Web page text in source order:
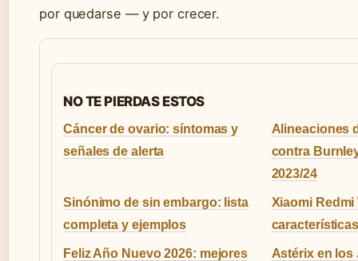
por quedarse — y por crecer.
NO TE PIERDAS ESTOS
Cáncer de ovario: síntomas y
señales de alerta
Alineaciones
contra
2023/24
Sinónimo de sin embargo: lista
completa y ejemplos
Xiaomi Redmi
Feliz Año Nuevo 2026: mejores
Astérix en los